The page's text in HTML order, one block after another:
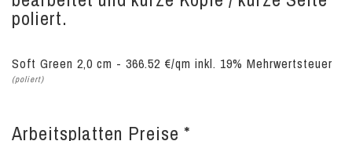
poliert.
Soft Green 2,0 cm - 366.52 €/qm inkl. 19% Mehrwertsteuer
(poliert)
Arbeitsplatten Preise *